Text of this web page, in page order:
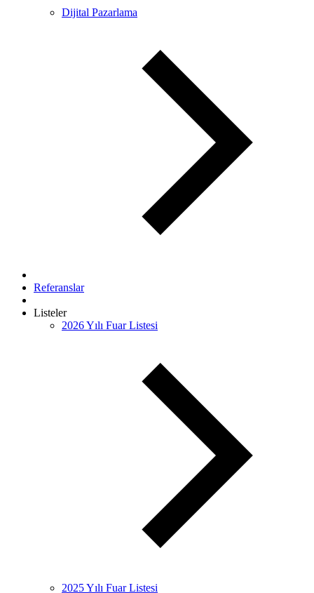
Dijital Pazarlama
Referanslar
Listeler
2026 Yılı Fuar Listesi
2025 Yılı Fuar Listesi